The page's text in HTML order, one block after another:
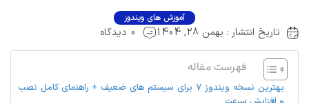
آموزش های ویندوز
تاریخ انتشار : بهمن 28, 1404 0 دیدگاه
فهرست مقاله
بهترین نسخه ویندوز 7 برای سیستم های ضعیف + راهنمای کامل نصب